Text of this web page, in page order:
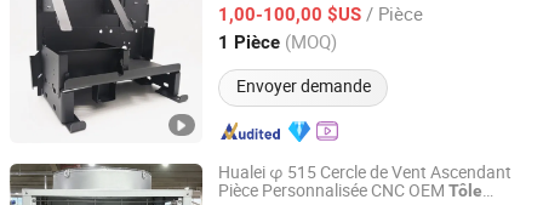
1,00-100,00 $US / Pièce
1 Pièce (MOQ)
Envoyer demande
Zhejiang, China Depuis 2022
Hualei φ 515 Cercle de Vent Ascendant
Pièce Personnalisée CNC OEM Tôle
Guangdong HuaLei Metal Manufacturing Co., Ltd